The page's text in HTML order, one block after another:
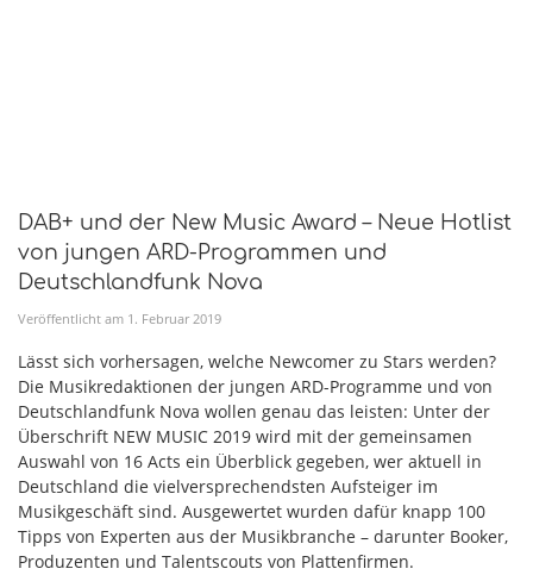
DAB+ und der New Music Award – Neue Hotlist
von jungen ARD-Programmen und
Deutschlandfunk Nova
Veröffentlicht am 1 . Februar 2019
Lässt sich vorhersagen, welche Newcomer zu Stars werden?
Die Musikredaktionen der jungen ARD-Programme und von
Deutschlandfunk Nova wollen genau das leisten: Unter der
Überschrift NEW MUSIC 2019 wird mit der gemeinsamen
Auswahl von 16 Acts ein Überblick gegeben, wer aktuell in
Deutschland die vielversprechendsten Aufsteiger im
Musikgeschäft sind. Ausgewertet wurden dafür knapp 100
Tipps von Experten aus der Musikbranche – darunter Booker,
Produzenten und Talentscouts von Plattenfirmen.